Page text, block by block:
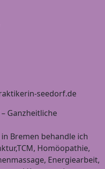
seedorf.de
Ganzheitliche
Bremen behandle ich
Homöopathie,
Energiearbeit,